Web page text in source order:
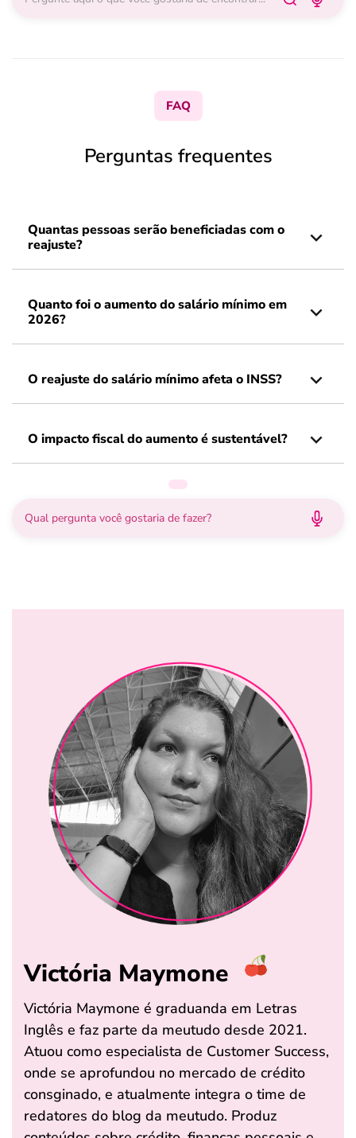
FAQ
Perguntas frequentes
Quantas pessoas serão beneficiadas com o
reajuste?
Quanto foi o aumento do salário mínimo em
2026?
O reajuste do salário mínimo afeta o INSS?
O impacto fiscal do aumento é sustentável?
Victória Maymone
Victória Maymone é graduanda em Letras
Inglês e faz parte da meutudo desde 2021.
Atuou como especialista de Customer Success,
onde se aprofundou no mercado de crédito
consginado, e atualmente integra o time de
redatores do blog da meutudo. Produz